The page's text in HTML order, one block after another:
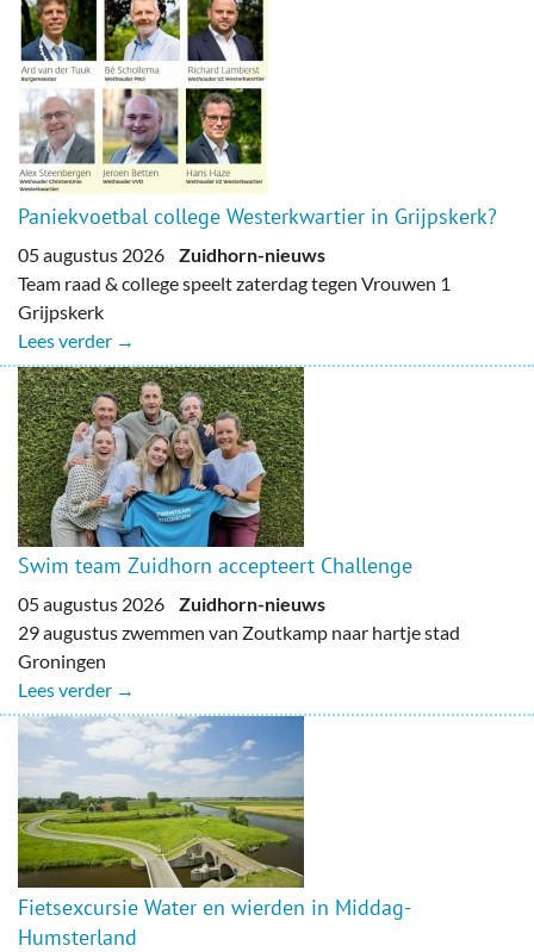
Paniekvoetbal college Westerkwartier in Grijpskerk?
05 augustus 2026 Zuidhorn-nieuws
Team raad & college speelt zaterdag tegen Vrouwen 1
Grijpskerk
Lees verder →
Swim team Zuidhorn accepteert Challenge
05 augustus 2026 Zuidhorn-nieuws
29 augustus zwemmen van Zoutkamp naar hartje stad
Groningen
Lees verder →
Fietsexcursie Water en wierden in Middag-
Humsterland